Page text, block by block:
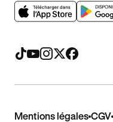
Mentions légales CGV